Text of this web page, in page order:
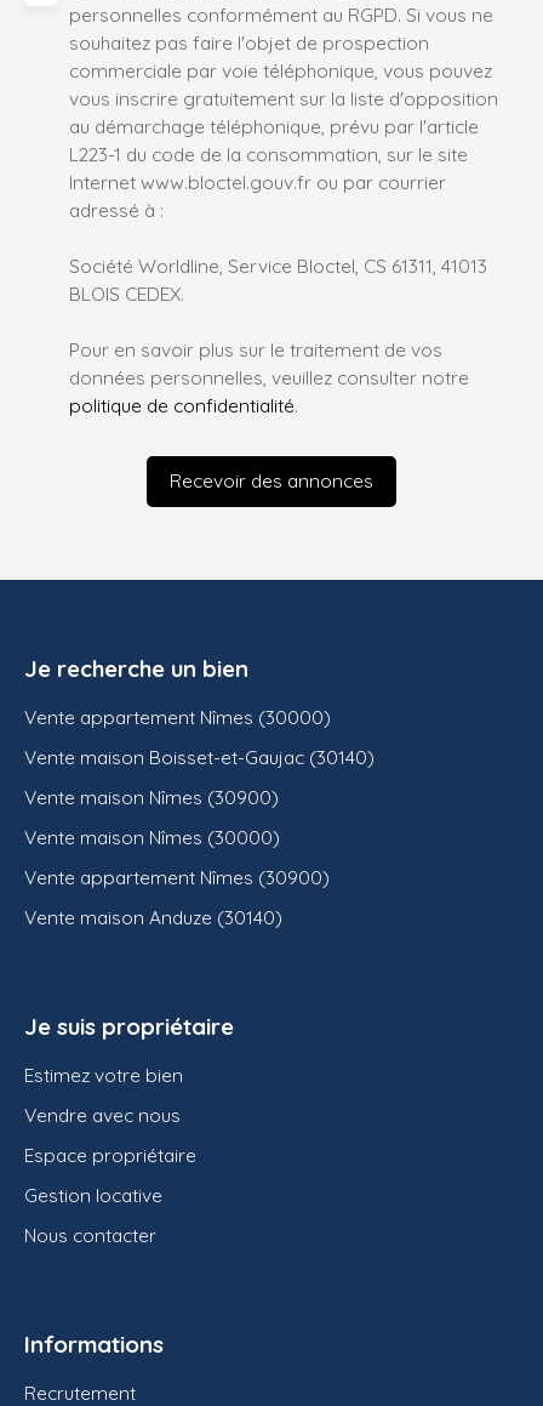
personnelles conformément au RGPD. Si vous ne
souhaitez pas faire l'objet de prospection
commerciale par voie téléphonique, vous pouvez
vous inscrire gratuitement sur la liste d'opposition
au démarchage téléphonique, prévu par l'article
L223-1 du code de la consommation, sur le site
Internet www.bloctel.gouv.fr ou par courrier
adressé à :
Société Worldline, Service Bloctel, CS 61311, 41013
BLOIS CEDEX.
Pour en savoir plus sur le traitement de vos
données personnelles, veuillez consulter notre
politique de confidentialité.
Recevoir des annonces
Je recherche un bien
Vente appartement Nîmes (30000)
Vente maison Boisset-et-Gaujac (30140)
Vente maison Nîmes (30900)
Vente maison Nîmes (30000)
Vente appartement Nîmes (30900)
Vente maison Anduze (30140)
Je suis propriétaire
Estimez votre bien
Vendre avec nous
Espace propriétaire
Gestion locative
Nous contacter
Informations
Recrutement